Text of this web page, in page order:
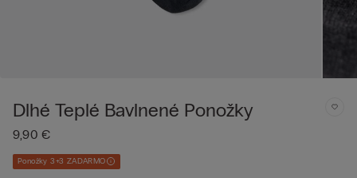
Dlhé Teplé Bavlnené Ponožky
9,90 €
Ponožky 3+3 ZADARMO